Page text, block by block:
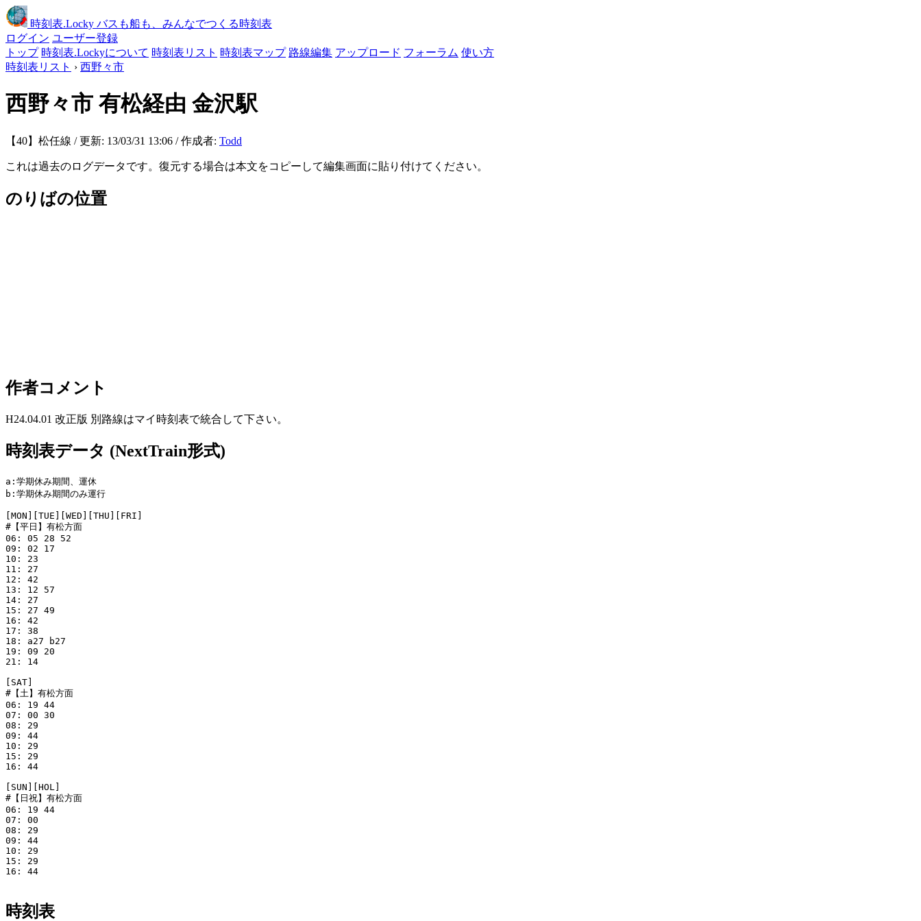
時刻表.Locky バスも船も、みんなでつくる時刻表
ログイン ユーザー登録
トップ 時刻表.Lockyについて 時刻表リスト 時刻表マップ 路線編集 アップロード フォーラム 使い方
時刻表リスト › 西野々市
西野々市 有松経由 金沢駅
【40】松任線 / 更新: 13/03/31 13:06 / 作成者: Todd
これは過去のログデータです。復元する場合は本文をコピーして編集画面に貼り付けてください。
のりばの位置
作者コメント
H24.04.01 改正版 別路線はマイ時刻表で統合して下さい。
時刻表データ (NextTrain形式)
a:学期休み期間、運休
b:学期休み期間のみ運行
[MON][TUE][WED][THU][FRI]
#【平日】有松方面
06: 05 28 52
09: 02 17
10: 23
11: 27
12: 42
13: 12 57
14: 27
15: 27 49
16: 42
17: 38
18: a27 b27
19: 09 20
21: 14
[SAT]
#【土】有松方面
06: 19 44
07: 00 30
08: 29
09: 44
10: 29
15: 29
16: 44
[SUN][HOL]
#【日祝】有松方面
06: 19 44
07: 00
08: 29
09: 44
10: 29
15: 29
16: 44
時刻表